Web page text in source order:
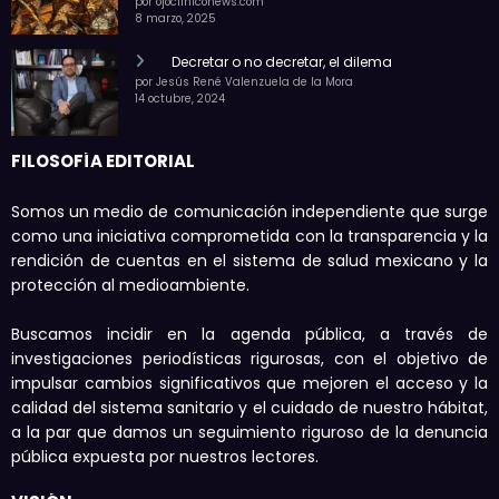
8 marzo, 2025
Decretar o no decretar, el dilema
por Jesús René Valenzuela de la Mora
14 octubre, 2024
FILOSOFÍA EDITORIAL
Somos un medio de comunicación independiente que surge
como una iniciativa comprometida con la transparencia y la
rendición de cuentas en el sistema de salud mexicano y la
protección al medioambiente.
Buscamos incidir en la agenda pública, a través de
investigaciones periodísticas rigurosas, con el objetivo de
impulsar cambios significativos que mejoren el acceso y la
calidad del sistema sanitario y el cuidado de nuestro hábitat,
a la par que damos un seguimiento riguroso de la denuncia
pública expuesta por nuestros lectores.